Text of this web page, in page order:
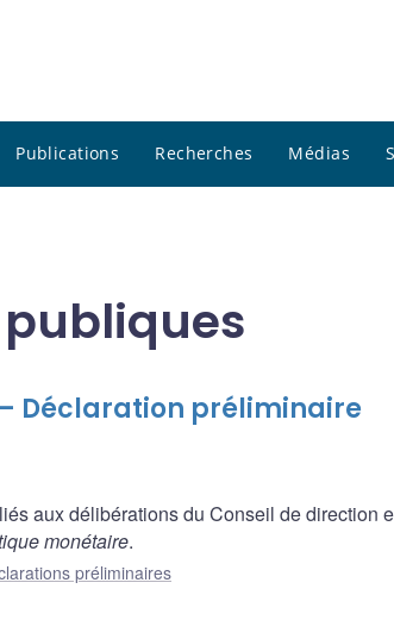
Publications Recherches Médias
Déclaration préliminaire
aux délibérations du Conseil de direction
monétaire.
préliminaires